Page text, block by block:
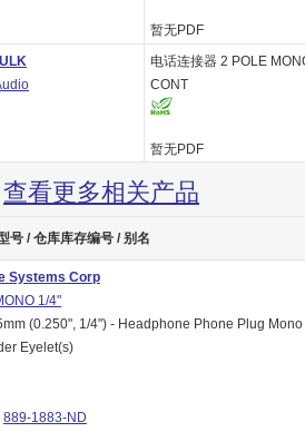
暂无PDF
电话连接器 2 POLE
CONT
暂无PDF
查看更多相关产品
号 / 仓库库存编号 / 别名
Systems Corp
1/4"
(0.250", 1/4") - Headphone Phone Plug Mono
Eyelet(s)
889-1883-ND